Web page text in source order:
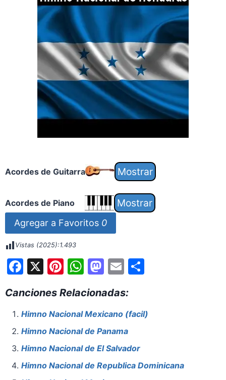
Acordes de Guitarra
Acordes de Piano
Agregar a Favoritos 0
Vistas (2025):1.493
F
c
e
b
o
o
X Pi
er
e
st
W
at
s
A
p
p
M
st
o
d
o
n
E
ai
l
S
e
Canciones Relacionadas:
Himno Nacional Mexicano (facil)
Himno Nacional de Panama
Himno Nacional de El Salvador
Himno Nacional de Republica Dominicana